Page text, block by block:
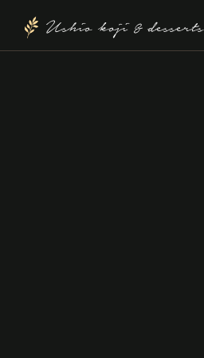
Ushio koji & desserts